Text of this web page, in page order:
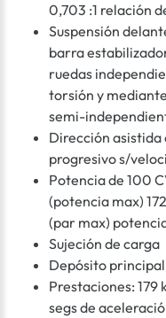
0,703 :1 relación
Suspensión
barra
ruedas
torsión y
semi-
Dirección
progresivo s/
Potencia de 100
(potencia max)
(par max)
Sujeción de carga
Depósito
Prestaciones: 179
segs de